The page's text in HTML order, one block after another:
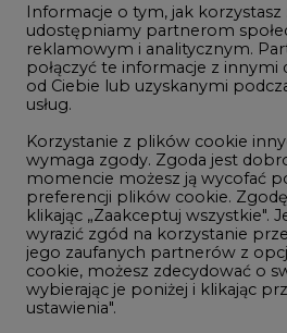
Gospodarka
Geopolityka
LTE450
Innowacje i AI
Telekomunikacja i IT
Handel emisjami CO2
Wodór
Górnictwo
Informacje o tym, jak korzystasz
udostępniamy partnerom
reklamowym i analitycznym.
połączyć te informacje z
od Ciebie lub uzyskanymi
usług.
Korzystanie z plików cookie
wymaga zgody. Zgoda jest
momencie możesz ją wycofać
preferencji plików cookie.
klikając „Zaakceptuj wszystkie".
wyrazić zgód na korzystanie
jego zaufanych partnerów z
cookie, możesz zdecydować o
wybierając je poniżej i klikając
ustawienia".